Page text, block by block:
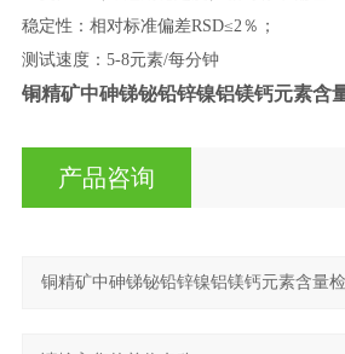
稳定性：相对标准偏差RSD≤2％；
测试速度：5-8元素/每分钟
铜精矿中砷锑铋铅锌镍铝镁钙元素含
产品咨询